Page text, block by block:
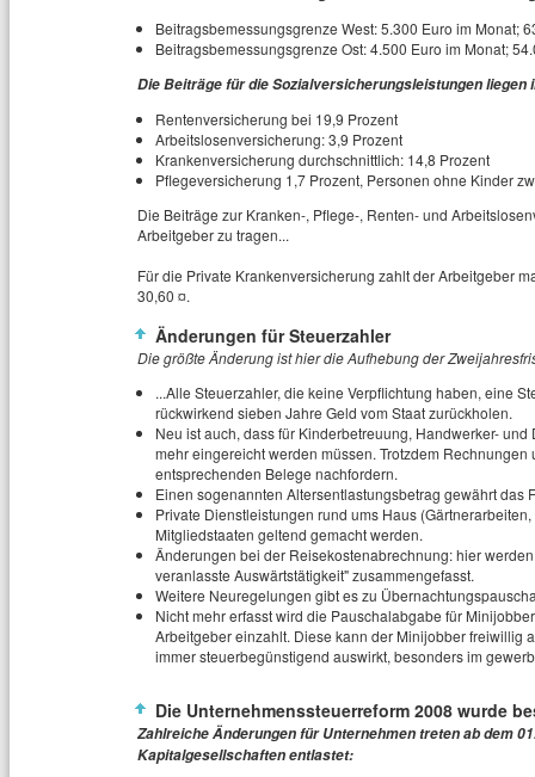
Beitragsbemessungsgrenze West: 5.300 Euro im Monat;
Beitragsbemessungsgrenze Ost: 4.500 Euro im Monat;
Die Beiträge für die Sozialversicherungsleistungen liegen
Rentenversicherung bei 19,9 Prozent
Arbeitslosenversicherung: 3,9 Prozent
Krankenversicherung durchschnittlich: 14,8 Prozent
Pflegeversicherung 1,7 Prozent, Personen ohne Kinder
Die Beiträge zur Kranken-, Pflege-, Renten- und
Arbeitgeber zu tragen...
Für die Private Krankenversicherung zahlt der Arbeitgeber
30,60 ¤.
Änderungen für Steuerzahler
Die größte Änderung ist hier die Aufhebung der
...Alle Steuerzahler, die keine Verpflichtung haben, eine
rückwirkend sieben Jahre Geld vom Staat zurückholen.
Neu ist auch, dass für Kinderbetreuung, Handwerker-
mehr eingereicht werden müssen. Trotzdem
entsprechenden Belege nachfordern.
Einen sogenannten Altersentlastungsbetrag gewährt
Private Dienstleistungen rund ums Haus
Mitgliedstaaten geltend gemacht werden.
Änderungen bei der Reisekostenabrechnung: hier
veranlasste Auswärtstätigkeit" zusammengefasst.
Weitere Neuregelungen gibt es zu
Nicht mehr erfasst wird die Pauschalabgabe für
Arbeitgeber einzahlt. Diese kann der Minijobber freiwillig
immer steuerbegünstigend auswirkt, besonders im
Die Unternehmenssteuerreform 2008 wurde
Zahlreiche Änderungen für Unternehmen treten ab dem
Kapitalgesellschaften entlastet: